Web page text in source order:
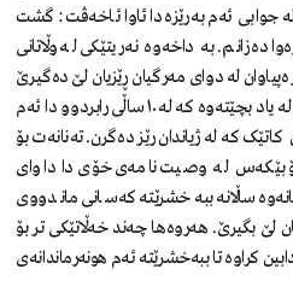
جوابی ئەم بەرێزەدا ئاوا ئاخەڤت: گشت
دەزانم. بە داخەوە نەریتێکی لە وڵاتانی
لە دوای مەرگیان ڕێزیان لێ دەگیرێ
و یادیان دەکرێتەوە. ئەوەشمان نابێ لە یاد بچێتەوە کە لە ١٠ ساڵی رابردوو دا ئەم
کاتێک کە لە ژیاندان رێز دەگرن. تەنانەت بۆ
بێکەس لە وصیت نامەی خۆی دا داوای
ساڵانە ببەخشرێتە کەسانی ماندووی
لێ بگیرێ. هەروەها چەند خەڵاتێکی تر بۆ
کراوە تا ببەخشرێتە ئەم هونەرماندانەی